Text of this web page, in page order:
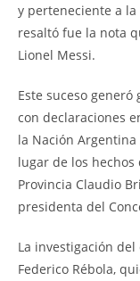
y perteneciente a la
resaltó fue la nota
Lionel Messi.
Este suceso
con declaraciones
la Nación
lugar de los
Provincia Claudio
presidenta del
La investigación del
Federico Rébola,